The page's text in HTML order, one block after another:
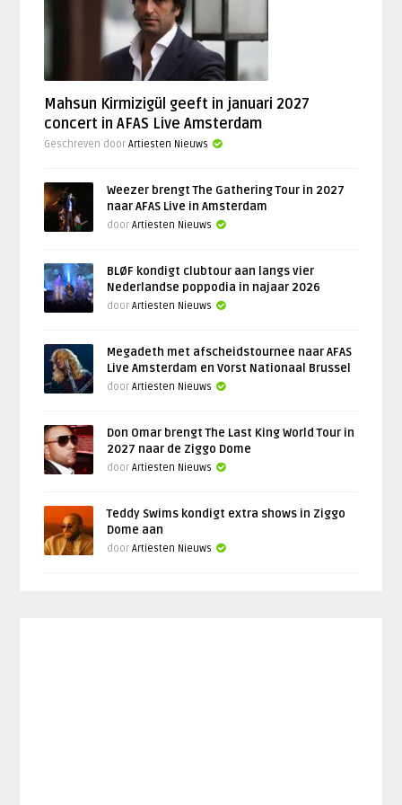
Mahsun Kirmizigül geeft in januari 2027
concert in AFAS Live Amsterdam
Geschreven doorArtiesten Nieuws
Weezer brengt The Gathering Tour in 2027
naar AFAS Live in Amsterdam
doorArtiesten Nieuws
BLØF kondigt clubtour aan langs vier
Nederlandse poppodia in najaar 2026
doorArtiesten Nieuws
Megadeth met afscheidstournee naar AFAS
Live Amsterdam en Vorst Nationaal Brussel
doorArtiesten Nieuws
Don Omar brengt The Last King World Tour in
2027 naar de Ziggo Dome
doorArtiesten Nieuws
Teddy Swims kondigt extra shows in Ziggo
Dome aan
doorArtiesten Nieuws